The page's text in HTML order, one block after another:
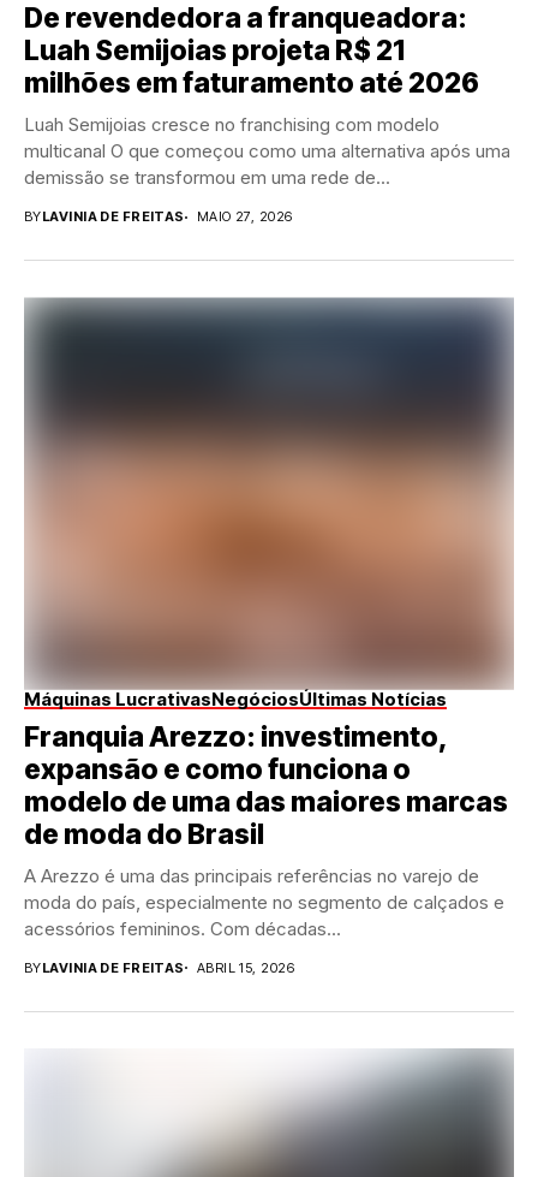
De revendedora a franqueadora:
Luah Semijoias projeta R$ 21
milhões em faturamento até 2026
Luah Semijoias cresce no franchising com modelo
multicanal O que começou como uma alternativa após uma
demissão se transformou em uma rede de...
BYLAVINIA DE FREITAS MAIO 27, 2026
Máquinas LucrativasNegóciosÚltimas Notícias
Franquia Arezzo: investimento,
expansão e como funciona o
modelo de uma das maiores marcas
de moda do Brasil
A Arezzo é uma das principais referências no varejo de
moda do país, especialmente no segmento de calçados e
acessórios femininos. Com décadas...
BYLAVINIA DE FREITAS ABRIL 15, 2026